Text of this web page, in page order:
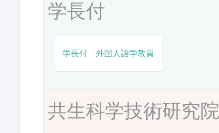
学長付
学長付 外国人語学教員
共生科学技術研究